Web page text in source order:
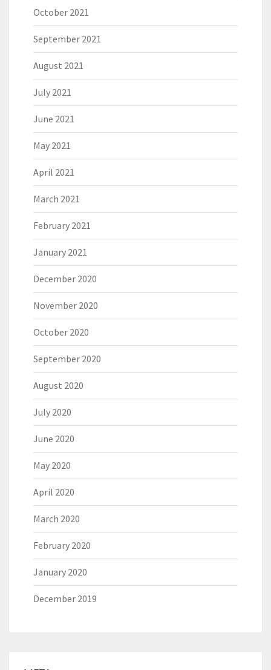
October 2021
September 2021
August 2021
July 2021
June 2021
May 2021
April 2021
March 2021
February 2021
January 2021
December 2020
November 2020
October 2020
September 2020
August 2020
July 2020
June 2020
May 2020
April 2020
March 2020
February 2020
January 2020
December 2019